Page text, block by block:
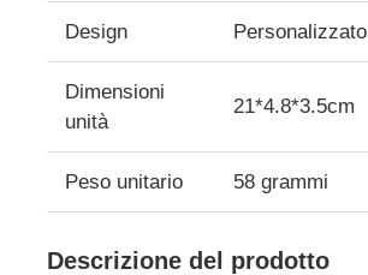
Video
Su di noi
Visita alla fabbrica
Controllo Qualità
Design Personalizzato
Dimensioni
unità
21*4.8*3.5cm
Peso unitario 58 grammi
Descrizione del prodotto